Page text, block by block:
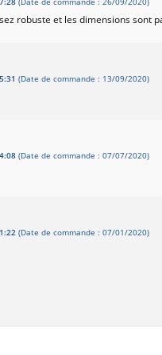
robuste et les dimensions sont
(Date de commande : 13/09/2020)
(Date de commande : 07/07/2020)
(Date de commande : 07/01/2020)